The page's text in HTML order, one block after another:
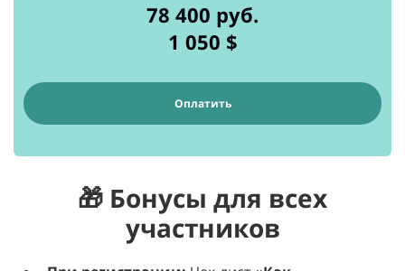
78 400 руб.
1 050 $
Оплатить
🎁 Бонусы для всех
участников